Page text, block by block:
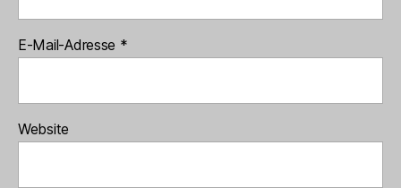
E-Mail-Adresse *
Website